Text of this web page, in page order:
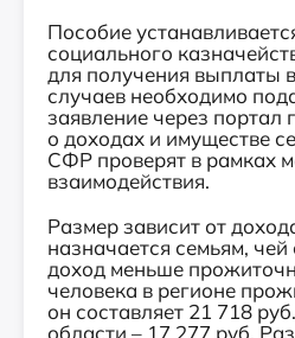
Пособие
социального
для получения выплаты
случаев необходимо
заявление через портал
о доходах и имуществе
СФР проверят в рамках
взаимодействия.
Размер зависит от
назначается семьям,
доход меньше
человека в регионе
он составляет 21 718
области – 17 277 руб.